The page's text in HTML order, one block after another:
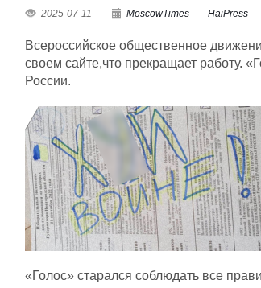
2025-07-11 MoscowTimes HaiPress
Всероссийское общественное
своем сайте,что прекращает работу.
России.
«Голос» старался соблюдать все